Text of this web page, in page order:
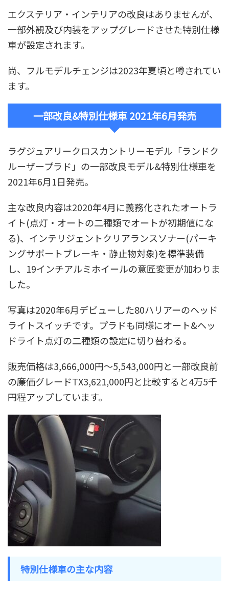
エクステリア・インテリアの改良はありませんが、
一部外観及び内装をアップグレードさせた特別仕様
車が設定されます。
尚、フルモデルチェンジは2023年夏頃と噂されてい
ます。
一部改良&特別仕様車 2021年6月発売
ラグジュアリークロスカントリーモデル「ランドク
ルーザープラド」の一部改良モデル&特別仕様車を
2021年6月1日発売。
主な改良内容は2020年4月に義務化されたオートラ
イト(点灯・オートの二種類でオートが初期値にな
る)、インテリジェントクリアランスソナー(パーキ
ングサポートブレーキ・静止物対象)を標準装備
し、19インチアルミホイールの意匠変更が加わりま
した。
写真は2020年6月デビューした80ハリアーのヘッド
ライトスイッチです。プラドも同様にオート&ヘッ
ドライト点灯の二種類の設定に切り替わる。
販売価格は3,666,000円～5,543,000円と一部改良前
の廉価グレードTX3,621,000円と比較すると4万5千
円程アップしています。
特別仕様車の主な内容